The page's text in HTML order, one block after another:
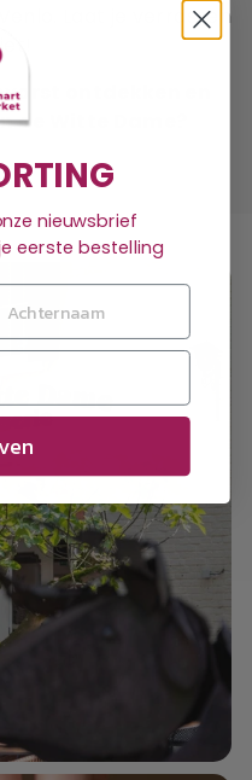
Laat je verrassen
ontdekken en
de Witte Dame?
nieuwsbrief
eerste bestelling